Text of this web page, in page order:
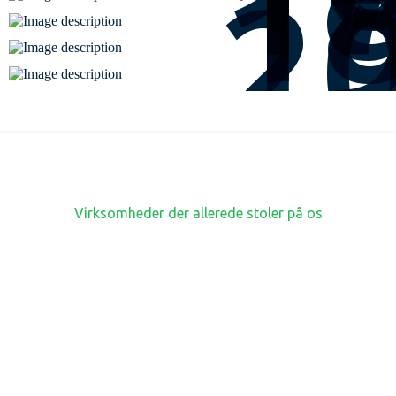
Virksomheder der allerede stoler på os